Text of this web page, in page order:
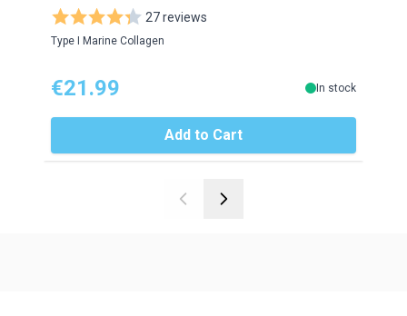
27 reviews
Type I Marine Collagen
€21.99 In stock
Add to Cart